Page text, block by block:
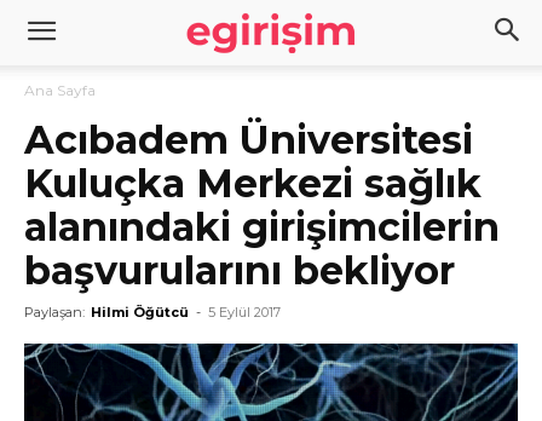
Ana Sayfa
Acıbadem Üniversitesi
Kuluçka Merkezi sağlık
alanındaki girişimcilerin
başvurularını bekliyor
Paylaşan: Hilmi Öğütcü - 5 Eylül 2017